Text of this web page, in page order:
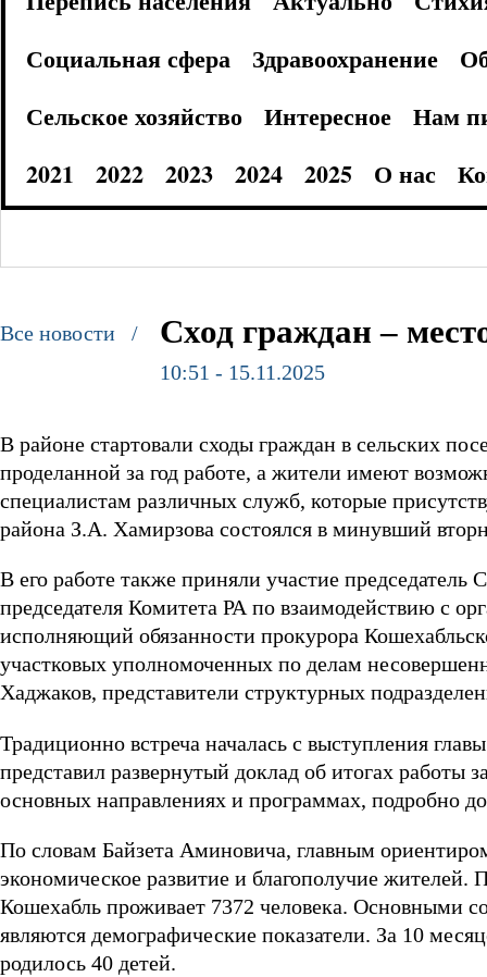
Социальная сфера
Здравоохранение
Сельское хозяйство
Интересное
Нам
2021
2022 2023 2024 2025 О нас
Все новости / Сход граждан –
10:51 - 15.11.2025
В районе стартовали сходы граждан в сельских
проделанной за год работе, а жители имеют
специалистам различных служб, которые
района З.А. Хамирзова состоялся в минувший
В его работе также приняли участие
председателя Комитета РА по взаимодействию с
исполняющий обязанности прокурора
участковых уполномоченных по делам
Хаджаков, представители структурных
Традиционно встреча началась с выступления
представил развернутый доклад об итогах работы
основных направлениях и программах, подробно
По словам Байзета Аминовича, главным
экономическое развитие и благополучие жителей.
Кошехабль проживает 7372 человека. Основными
являются демографические показатели. За 10
родилось 40 детей.